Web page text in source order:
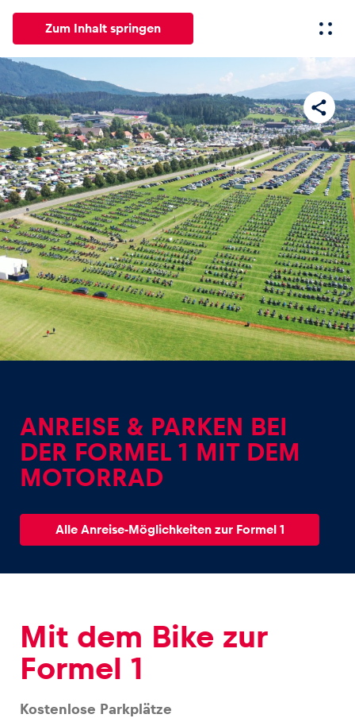
Zum Inhalt springen
Alle News Events Erlebnisse Seiten
News
Alle anzeigen
Events
Alle anzeigen
Erlebnisse
Seiten
ANREISE & PARKEN BEI
DER FORMEL 1 MIT DEM
MOTORRAD
Alle Anreise-Möglichkeiten zur Formel 1
Mit dem Bike zur
Formel 1
Kostenlose Parkplätze